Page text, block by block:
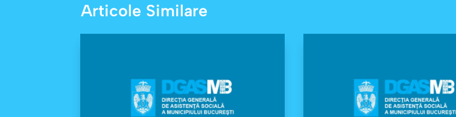
Articole Similare